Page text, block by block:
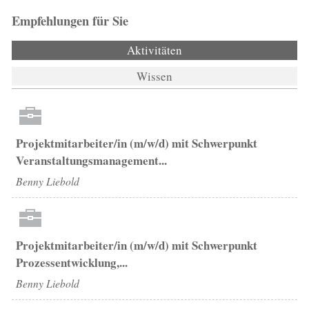
Empfehlungen für Sie
Aktivitäten
Wissen
Projektmitarbeiter/in (m/w/d) mit Schwerpunkt
Veranstaltungsmanagement...
Benny Liebold
Projektmitarbeiter/in (m/w/d) mit Schwerpunkt
Prozessentwicklung,...
Benny Liebold